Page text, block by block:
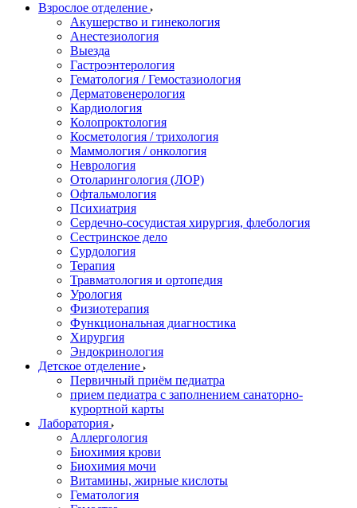
Взрослое отделение
Акушерство и гинекология
Анестезиология
Выезда
Гастроэнтерология
Гематология / Гемостазиология
Дерматовенерология
Кардиология
Колопроктология
Косметология / трихология
Маммология / онкология
Неврология
Отоларингология (ЛОР)
Офтальмология
Психиатрия
Сердечно-сосудистая хирургия, флебология
Сестринское дело
Сурдология
Терапия
Травматология и ортопедия
Урология
Физиотерапия
Функциональная диагностика
Хирургия
Эндокринология
Детское отделение
Первичный приём педиатра
прием педиатра с заполнением санаторно-
курортной карты
Лаборатория
Аллергология
Биохимия крови
Биохимия мочи
Витамины, жирные кислоты
Гематология